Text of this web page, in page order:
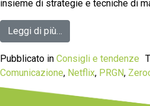
insieme di strategie e tecniche di
Leggi di più…
Pubblicato in Consigli e tendenze
Comunicazione, Netflix, PRGN,